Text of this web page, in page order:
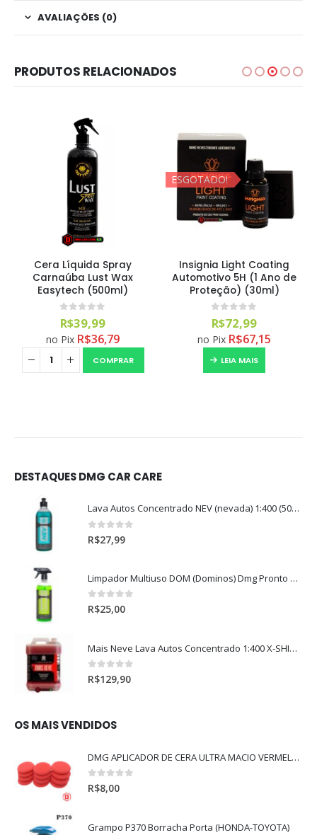
AVALIAÇÕES (0)
PRODUTOS RELACIONADOS
Cera Líquida Spray
Carnaúba Lust Wax
Easytech (500ml)
R$39,99
no Pix R$36,79
COMPRAR
ESGOTADO!
Insignia Light Coating
Automotivo 5H (1 Ano de
Proteção) (30ml)
R$72,99
no Pix R$67,15
LEIA MAIS
DESTAQUES DMG CAR CARE
Lava Autos Concentrado NEV (nevada) 1:400 (500ml)
0 out of 5
R$27,99
Limpador Multiuso DOM (Dominos) Dmg Pronto P/Uso (500ml)
0out of 5
R$25,00
Mais Neve Lava Autos Concentrado 1:400 X-SHINE 5Litros
0out of 5
R$129,90
OS MAIS VENDIDOS
DMG APLICADOR DE CERA ULTRA MACIO VERMELHO l
0out of 5
R$8,00
Grampo P370 Borracha Porta (HONDA-TOYOTA)